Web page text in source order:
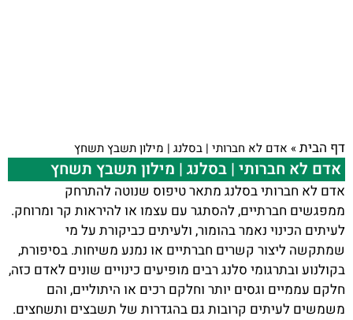
דף הבית» אדם לא חברותי | בסלנג | מילון תשבץ תשחץ
אדם לא חברותי | בסלנג | מילון תשבץ תשחץ
אדם לא חברותי בסלנג מתאר טיפוס שנוטה להתרחק
ממפגשים חברתיים, להסתגר עם עצמו או להיראות קר ומרוחק.
לעיתים הכינוי נאמר בהומור, ולעיתים כביקורת על מי
שמתקשה ליצור קשרים חברתיים או נמנע משיחות. בסיפורת,
בקולנוע ובתרגומי סלנג רבים מופיעים כינויים שונים לאדם כזה,
חלקם עממיים וגסים יותר וחלקם רכים או היתוליים, והם
משמשים לעיתים קרובות גם בהגדרות של תשבצים ותשחצים.